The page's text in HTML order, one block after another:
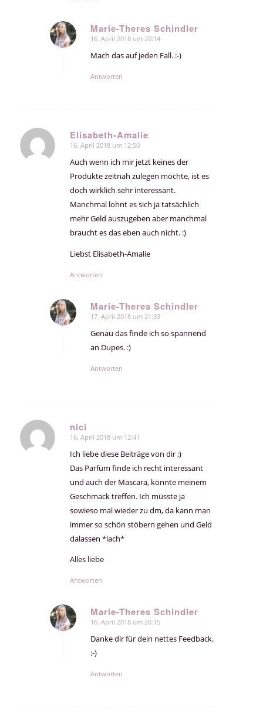
Marie-Theres Schindler
sagte:
16. April 2018 um 20:14
Mach das auf jeden Fall. :-)
Antworten
Elisabeth-Amalie
sagte:
16. April 2018 um 12:50
Auch wenn ich mir jetzt keines der
Produkte zeitnah zulegen möchte, ist es
doch wirklich sehr interessant.
Manchmal lohnt es sich ja tatsächlich
mehr Geld auszugeben aber manchmal
braucht es das eben auch nicht. :)
Liebst Elisabeth-Amalie
Antworten
Marie-Theres Schindler
sagte:
17. April 2018 um 21:33
Genau das finde ich so spannend
an Dupes. :)
Antworten
nici
sagte:
16. April 2018 um 12:41
Ich liebe diese Beiträge von dir ;)
Das Parfüm finde ich recht interessant
und auch der Mascara, könnte meinem
Geschmack treffen. Ich müsste ja
sowieso mal wieder zu dm, da kann man
immer so schön stöbern gehen und Geld
dalassen *lach*
Alles liebe
Antworten
Marie-Theres Schindler
sagte:
16. April 2018 um 20:15
Danke dir für dein nettes Feedback.
:-)
Antworten